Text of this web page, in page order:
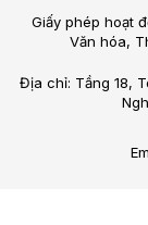
Giấy phép hoạt
Văn hóa,
Địa chỉ: Tầng 18,